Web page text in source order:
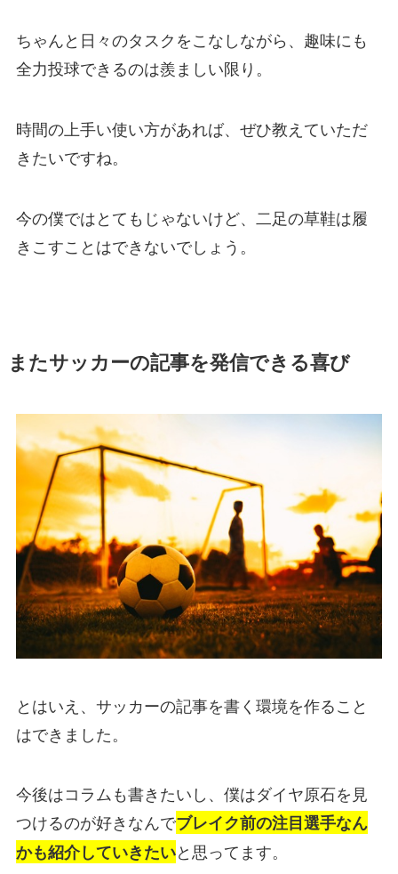
ちゃんと日々のタスクをこなしながら、趣味にも
全力投球できるのは羨ましい限り。
時間の上手い使い方があれば、ぜひ教えていただ
きたいですね。
今の僕ではとてもじゃないけど、二足の草鞋は履
きこすことはできないでしょう。
またサッカーの記事を発信できる喜び
とはいえ、サッカーの記事を書く環境を作ること
はできました。
今後はコラムも書きたいし、僕はダイヤ原石を見
つけるのが好きなんでブレイク前の注目選手なん
かも紹介していきたいと思ってます。